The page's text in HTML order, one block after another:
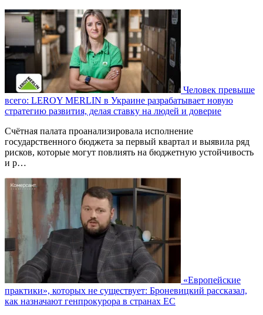
Человек превыше
всего: LEROY MERLIN в Украине разрабатывает новую
стратегию развития, делая ставку на людей и доверие
Счётная палата проанализировала исполнение
государственного бюджета за первый квартал и выявила ряд
рисков, которые могут повлиять на бюджетную устойчивость
и р…
«Европейские
практики», которых не существует: Броневицкий рассказал,
как назначают генпрокурора в странах ЕС